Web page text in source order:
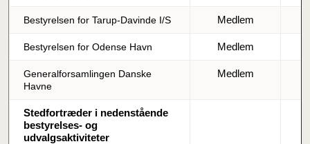
Bestyrelsen for Tarup-Davinde I/S Medlem
Bestyrelsen for Odense Havn Medlem
Generalforsamlingen Danske
Havne
Medlem
Stedfortræder i nedenstående
bestyrelses- og
udvalgsaktiviteter